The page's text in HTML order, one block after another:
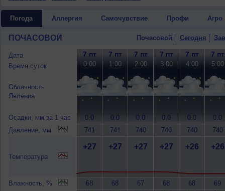
Погода Аллергия Самочувствие Профи Агро
ПОЧАСОВОЙ Почасовой Сегодня
Дата
Время суток
Облачность
Явления
Осадки, мм за 1 час
Давление, мм
Температура
Влажность, %
7 пт
0:00
0.0
741
+27
68
7 пт
1:00
0.0
741
+27
68
7 пт
2:00
0.0
740
+27
67
7 пт
3:00
0.0
740
+27
68
7 пт
4:00
0.0
740
+26
68
7 пт
5:00
0.0
740
+26
69